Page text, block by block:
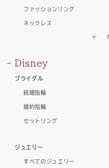
ファッションリング
ネックレス
Disney
ブライダル
結婚指輪
婚約指輪
セットリング
ジュエリー
すべてのジュエリー